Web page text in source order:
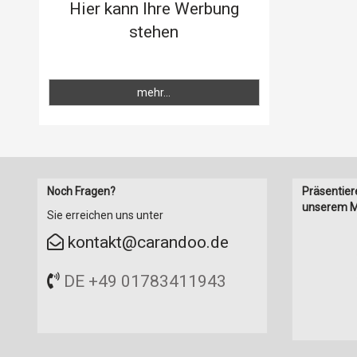
Nothammer
Standheizungen
Trailer
Warnwesten
Hier kann Ihre Werbung
stehen
mehr...
Noch Fragen?
Sie erreichen uns unter
kontakt@carandoo.de
DE +49 01783411943
unserem